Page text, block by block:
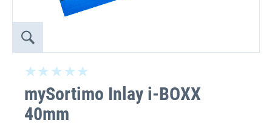
mySortimo Inlay i-BOXX
40mm